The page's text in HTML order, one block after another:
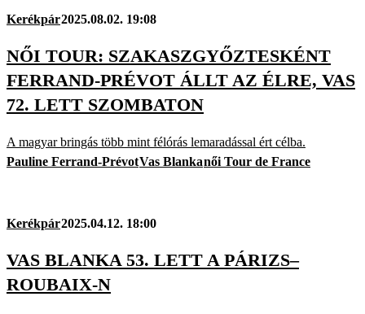
Kerékpár2025.08.02. 19:08
NŐI TOUR: SZAKASZGYŐZTESKÉNT
FERRAND-PRÉVOT ÁLLT AZ ÉLRE, VAS
72. LETT SZOMBATON
A magyar bringás több mint félórás lemaradással ért célba.
Pauline Ferrand-PrévotVas Blankanői Tour de France
Kerékpár2025.04.12. 18:00
VAS BLANKA 53. LETT A PÁRIZS–
ROUBAIX-N